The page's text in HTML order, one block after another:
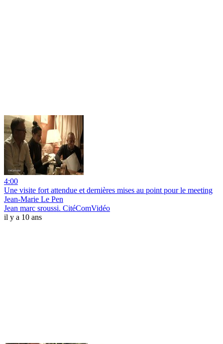
4:00
Une visite fort attendue et dernières mises au point pour le meeting
Jean-Marie Le Pen
Jean marc sroussi. CitéComVidéo
il y a 10 ans